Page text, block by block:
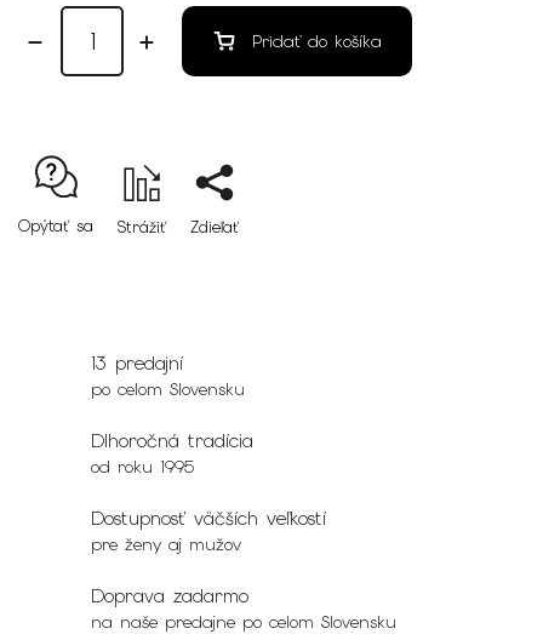
Pridať do košíka
Opýtať sa Strážiť Zdieľať
13 predajní
po celom Slovensku
Dlhoročná tradícia
od roku 1995
Dostupnosť väčších veľkostí
pre ženy aj mužov
Doprava zadarmo
na naše predajne po celom Slovensku